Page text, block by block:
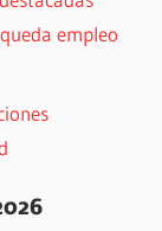
empleo